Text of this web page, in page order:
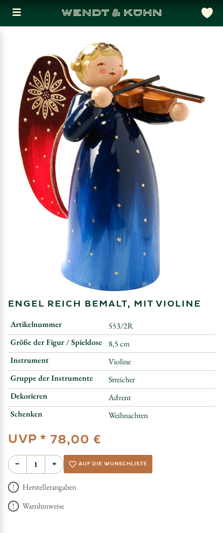
ENGEL REICH BEMALT, MIT VIOLINE
Artikelnummer
553/2R
Größe der Figur / Spieldose
8,5 cm
Instrument
Violine
Gruppe der Instrumente
Streicher
Dekorieren
Advent
Schenken
Weihnachten
UVP * 78,00 €
− + AUF DIE WUNSCHLISTE
Herstellerangaben
Warnhinweise